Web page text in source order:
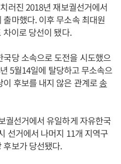
러진 2018년 재보궐선거에서
마했다. 이후 무소속 최대원
이로 당선이 됐다.
당 소속으로 도전을 시도했으
5월14일에 탈당하고 무소속으
후보를 내지 않은 관계로송
궐선거에서 유일하게 자유한국
선거에서 나머지 11개 지역구
후보가 당선됐다.